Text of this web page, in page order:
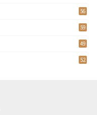
56
59
49
52